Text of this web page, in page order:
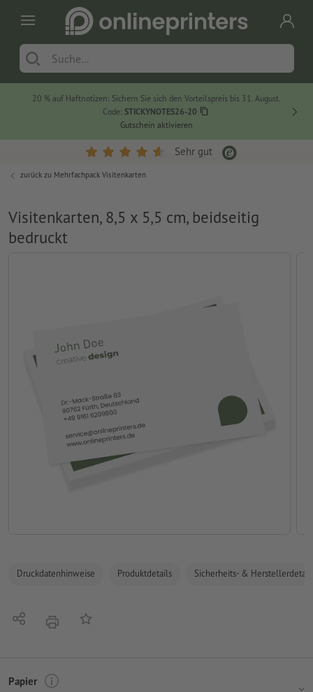
20 % auf Haftnotizen: Sichern Sie sich den Vorteilspreis bis 31. August.
Code: STICKYNOTES26-20
Gutschein aktivieren
Sehr gut
zurück zu Mehrfachpack Visitenkarten
Visitenkarten, 8,5 x 5,5 cm, beidseitig
bedruckt
Druckdatenhinweise Produktdetails Sicherheits- &
Teilen DruckenAuf die Merkliste
Papier